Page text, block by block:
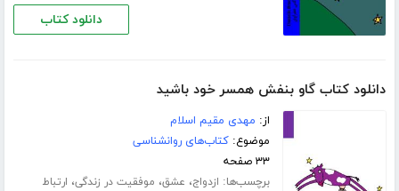
دانلود کتاب
دانلود کتاب گاو بنفش همسر خود باشید
از: مهدی مقیم اسلام
موضوع:کتاب‌های روانشناسی
۳۳ صفحه
برچسب‌ها: ازدواج، عشق، موفقیت در زندگی، ارتباط